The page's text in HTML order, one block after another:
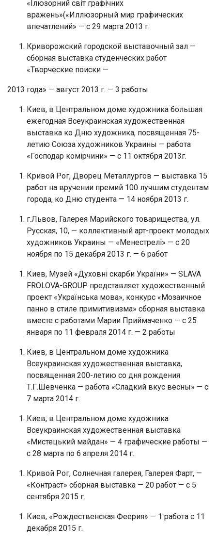
«Ілюзорний світ графічних
вражень»(«Иллюзорный мир графических
впечатлений» — с 29 марта 2013 г.
Криворожский городской выставочный зал —
сборная выставка студенческих работ
«Творческие поиски —
2013 года» — август 2013 г. — 3 работы
Киев, в Центральном доме художника большая
ежегодная Всеукраинская художественная
выставка ко Дню художника, посвященная 75-
летию Союза художников Украины — работа
«Господар комірчини» — с 11 октября 2013г.
Кривой Рог, Дворец Металлургов — выставка 15
работ на вручении премий 100 лучшим студентам
города, ко Дню студента — 14 ноября 2013 г.
г.Львов, Галерея Марийского товарищества, ул.
Русская, 10, — коллективный арт-проект молодых
художников Украины — «Менестрелі» — с 20
ноября по 15 декабря 2013 г. — 6 работ
Киев, Музей «Духовні скарби України» — SLAVA
FROLOVA-GROUP представляет художественный
проект «Українська мова», конкурс «Мозаичное
панно в стиле примитивизма» сборная выставка
вместе с работами Марии Приймаченко — с 25
января по 11 февраля 2014 г. — 2 работы
Киев, в Центральном доме художника
Всеукраинская художественная выставка,
посвященная 200-летию со дня рождения
Т.Г.Шевченка — работа «Сладкий вкус весны» — с
7 марта 2014 г.
Киев, в Центральном доме художника
Всеукраинская художественная выставка
«Мистецький майдан» — 4 графические работы —
с 28 марта по 6 апреля 2014 г.
Кривой Рог, Солнечная галерея, Галерея Фарт, —
«Контраст» сборная выставка — 20 работ — с 5
сентября 2015 г.
Киев, «Рождественская Феерия» — 1 работа с 11
декабря 2015 г.